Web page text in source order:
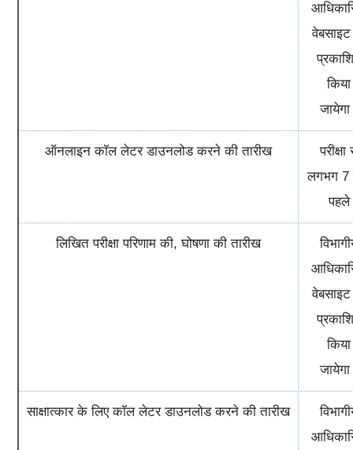
वेबसाइट
किया
ऑनलाइन कॉल लेटर डाउनलोड करने की तारीख
लगभग 7
पहले
लिखित परीक्षा परिणाम की, घोषणा की तारीख
वेबसाइट
किया
साक्षात्कार के लिए कॉल लेटर डाउनलोड करने की तारीख